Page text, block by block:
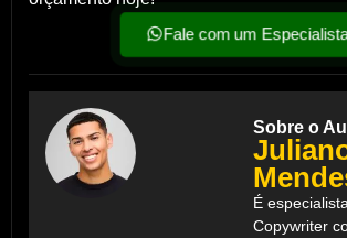
Fale com um Especialista
Sobre o
É
Copywriter